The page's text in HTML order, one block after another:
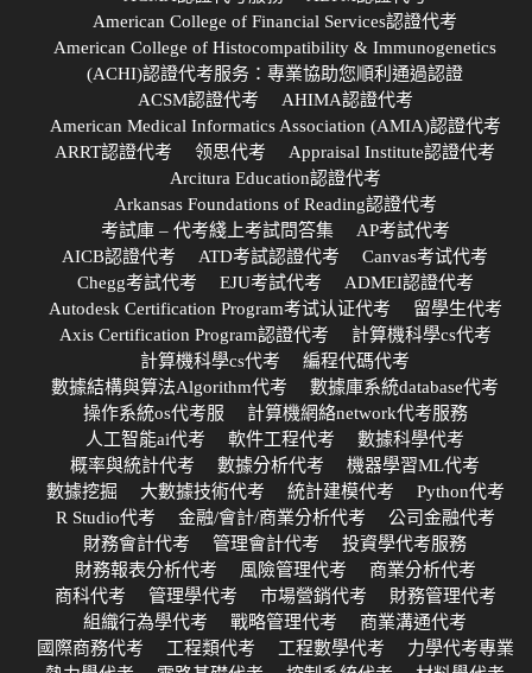
American College of Financial Services認證代考
American College of Histocompatibility & Immunogenetics
(ACHI)認證代考服务：專業協助您順利通過認證
ACSM認證代考
AHIMA認證代考
American Medical Informatics Association (AMIA)認證代考
ARRT認證代考
领思代考
Appraisal Institute認證代考
Arcitura Education認證代考
Arkansas Foundations of Reading認證代考
考試庫 – 代考綫上考試問答集
AP考試代考
AICB認證代考
ATD考試認證代考
Canvas考试代考
Chegg考試代考
EJU考試代考
ADMEI認證代考
Autodesk Certification Program考试认证代考
留學生代考
Axis Certification Program認證代考
計算機科學cs代考
計算機科學cs代考
編程代碼代考
數據結構與算法Algorithm代考
數據庫系統database代考
操作系統os代考服
計算機網絡network代考服務
人工智能ai代考
軟件工程代考
數據科學代考
概率與統計代考
數據分析代考
機器學習ML代考
數據挖掘
大數據技術代考 統計建模代考
Python代考
R Studio代考
金融/會計/商業分析代考
公司金融代考
財務會計代考
管理會計代考
投資學代考服務
財務報表分析代考
風險管理代考
商業分析代考
商科代考
管理學代考 市場營銷代考
財務管理代考
組織行為學代考
戰略管理代考
商業溝通代考
國際商務代考
工程類代考 工程數學代考
力學代考專業